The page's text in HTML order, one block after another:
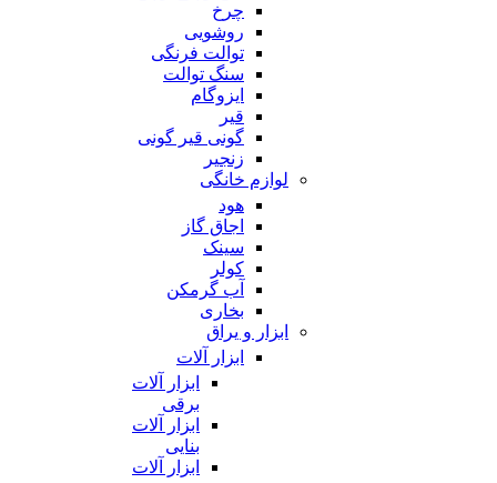
چرخ
روشویی
توالت فرنگی
سنگ توالت
ایزوگام
قیر
گونی قیر گونی
زنجیر
لوازم خانگی
هود
اجاق گاز
سینک
کولر
آب گرمکن
بخاری
ابزار و یراق
ابزار آلات
ابزار آلات
برقی
ابزار آلات
بنایی
ابزار آلات